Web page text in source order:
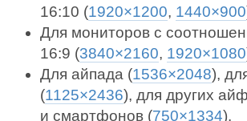
16:10 (1920×1200, 1440×900
Для мониторов с
16:9 (3840×2160, 1920×1080
Для айпада (1536×2048),
(1125×2436), для других
и смартфонов (750×1334).